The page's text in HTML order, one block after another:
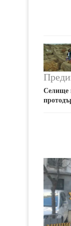
Селище